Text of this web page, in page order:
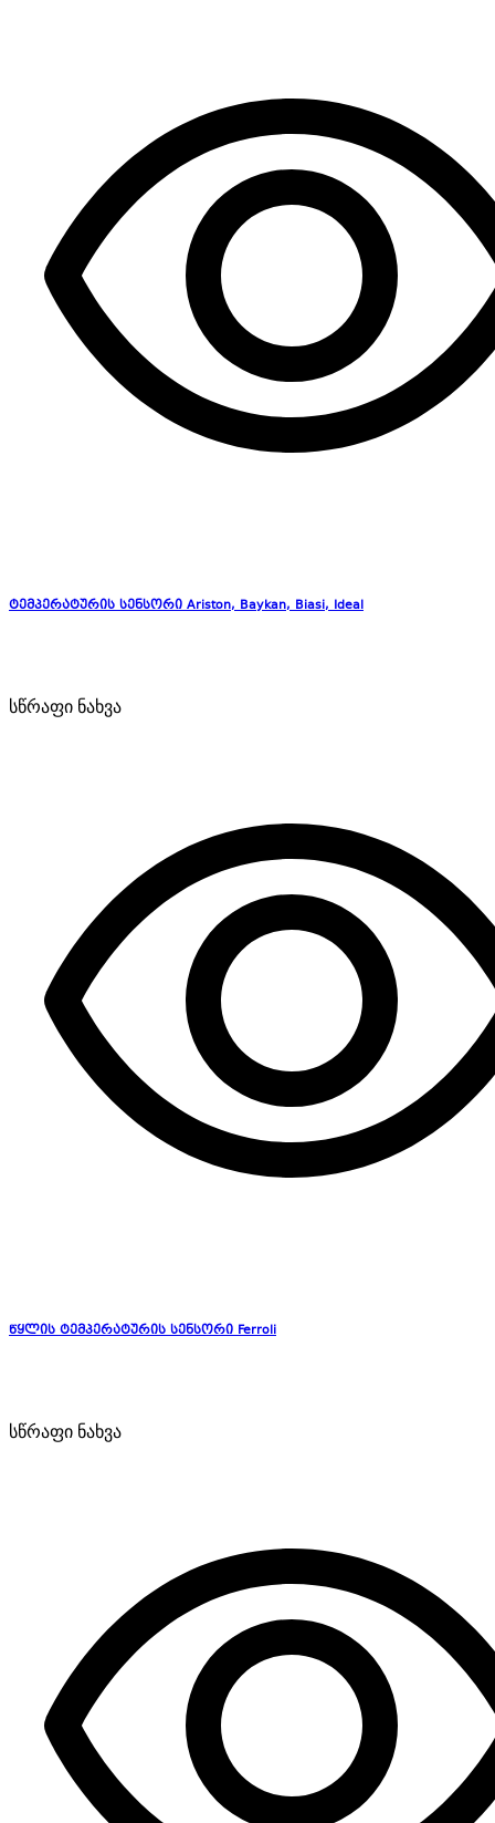
ტემპერატურის სენსორი Ariston, Baykan, Biasi, Ideal
სწრაფი ნახვა
წყლის ტემპერატურის სენსორი Ferroli
სწრაფი ნახვა